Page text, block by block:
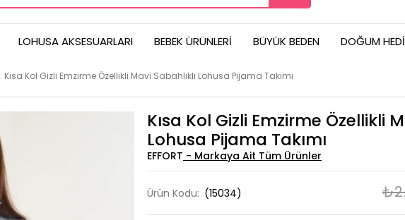
LOHUSA AKSESUARLARI BEBEK ÜRÜNLERI BÜYÜK BEDEN DOĞUM
Kısa Kol Gizli Emzirme Özellikli Mavi Sabahlıklı Lohusa Pijama Takımı
Kısa Kol Gizli Emzirme Özellikli
Lohusa Pijama Takımı
EFFORT
Ürün Kodu: (15034)